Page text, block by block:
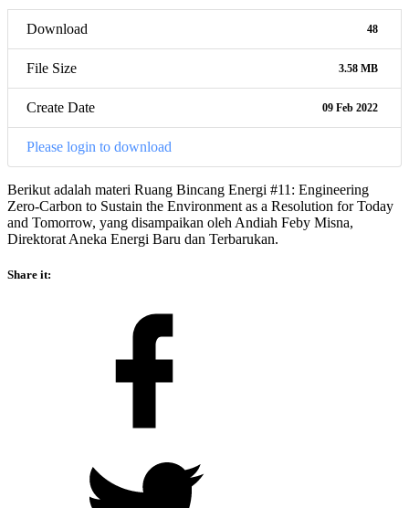
Download 48
File Size 3.58 MB
Create Date 09 Feb 2022
Please login to download
Berikut adalah materi Ruang Bincang Energi #11: Engineering
Zero-Carbon to Sustain the Environment as a Resolution for Today
and Tomorrow, yang disampaikan oleh Andiah Feby Misna,
Direktorat Aneka Energi Baru dan Terbarukan.
Share it: